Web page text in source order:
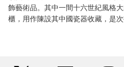
飾藝術品。其中一間十六世紀風格
櫃，用作陳設其中國瓷器收藏，是